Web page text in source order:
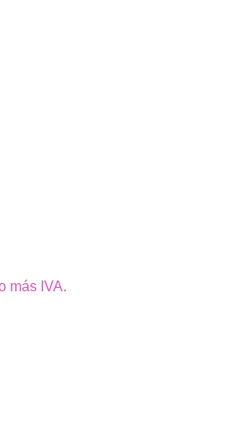
más IVA.